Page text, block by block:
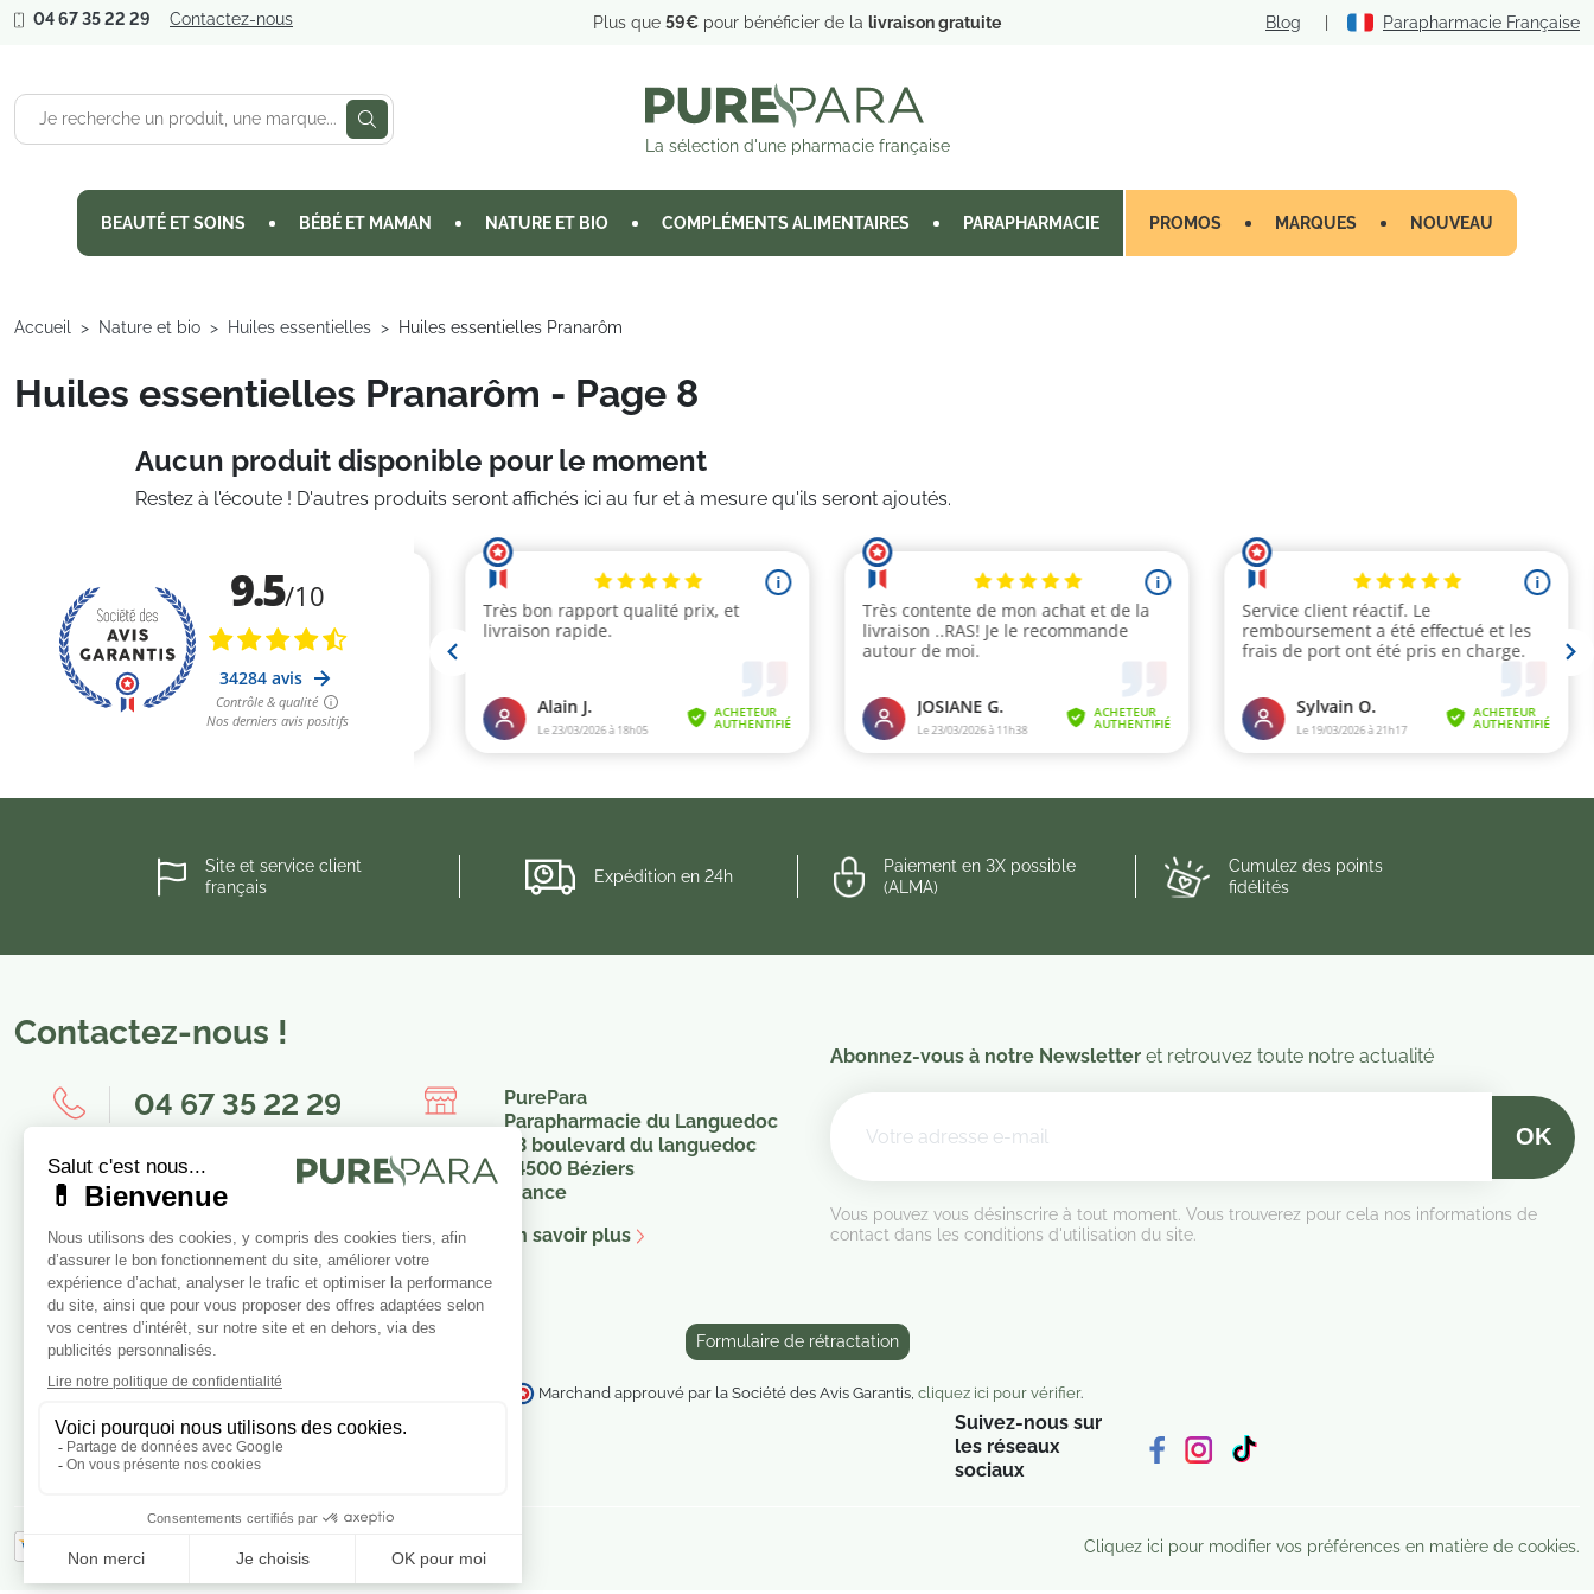
04 67 35 22 29 Contactez-nous Plus que 59€ pour bénéficier de la livraison gratuite Blog | Parapharmacie Française
La sélection d'une pharmacie française
BEAUTÉ ET SOINS BÉBÉ ET MAMAN NATURE ET BIO COMPLÉMENTS ALIMENTAIRES PARAPHARMACIE PROMOS MARQUES NOUVEAU
Accueil Nature et bio Huiles essentielles Huiles essentielles Pranarôm
Huiles essentielles Pranarôm - Page 8
Aucun produit disponible pour le moment
Restez à l'écoute ! D'autres produits seront affichés ici au fur et à mesure qu'ils seront ajoutés.
Site et service client
français
Expédition en 24h
Paiement en 3X possible
(ALMA)
Cumulez des points
fidélités
Contactez-nous !
04 67 35 22 29
Nous envoyer un message
PurePara
Parapharmacie du Languedoc
23 boulevard du languedoc
34500 Béziers
France
En savoir plus
Abonnez-vous à notre Newsletter et retrouvez toute notre actualité
Vous pouvez vous désinscrire à tout moment. Vous trouverez pour cela nos informations de
contact dans les conditions d'utilisation du site.
Formulaire de rétractation
Marchand approuvé par la Société des Avis Garantis, cliquez ici pour vérifier.
Suivez-nous sur
les réseaux
sociaux
Cliquez ici pour modifier vos préférences en matière de cookies.
Je consens également à recevoir
les offres promotionnelles.
Consultez notre politique de